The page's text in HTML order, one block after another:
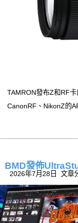
TAMRON發布Z和RF
CanonRF、NikonZ的
BMD發佈
2026年7月28日 文章